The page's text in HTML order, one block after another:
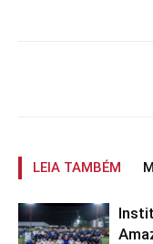
LEIA TAMBÉM